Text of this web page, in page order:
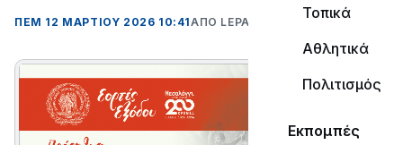
Τοπικά
Αθλητικά
Πολιτισμός
Εκπομπές
ΠΕΜ 12 ΜΑΡΤΊΟΥ 2026 10:41ΑΠΌ LEPANTO RTV